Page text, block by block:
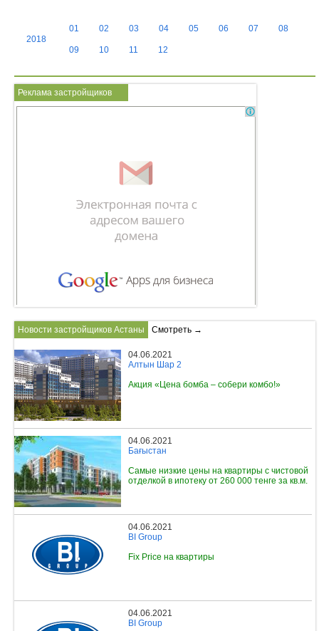
2018
01 02 03 04 05 06 07 08
09 10 11 12
Реклама застройщиков
Новости застройщиков Астаны Смотреть →
04.06.2021
Алтын Шар 2
Акция «Цена бомба – собери комбо!»
04.06.2021
Бағыстан
Самые низкие цены на квартиры с чистовой
отделкой в ипотеку от 260 000 тенге за кв.м.
04.06.2021
BI Group
Fix Price на квартиры
04.06.2021
BI Group